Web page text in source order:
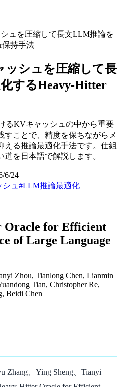
ュを圧縮して長文LLM推論を
保持手法
ッシュを圧縮して長
するHeavy-Hitter
るKVキャッシュの中から重要
すことで、精度を保ちながらメ
える推論最適化手法です。仕組
を日本語で解説します。
6/24
ュ #LLM推論最適化
for Efficient
of Large Language
Zhou, Tianlong Chen, Lianmin
Tian, Christopher Re,
Beidi Chen
Zhang、Ying Sheng、Tianyi